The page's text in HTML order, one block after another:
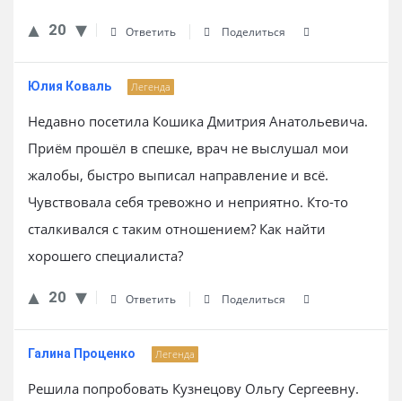
20 Ответить Поделиться
Юлия Коваль Легенда
Недавно посетила Кошика Дмитрия Анатольевича.
Приём прошёл в спешке, врач не выслушал мои
жалобы, быстро выписал направление и всё.
Чувствовала себя тревожно и неприятно. Кто-то
сталкивался с таким отношением? Как найти
хорошего специалиста?
20 Ответить Поделиться
Галина Проценко Легенда
Решила попробовать Кузнецову Ольгу Сергеевну.